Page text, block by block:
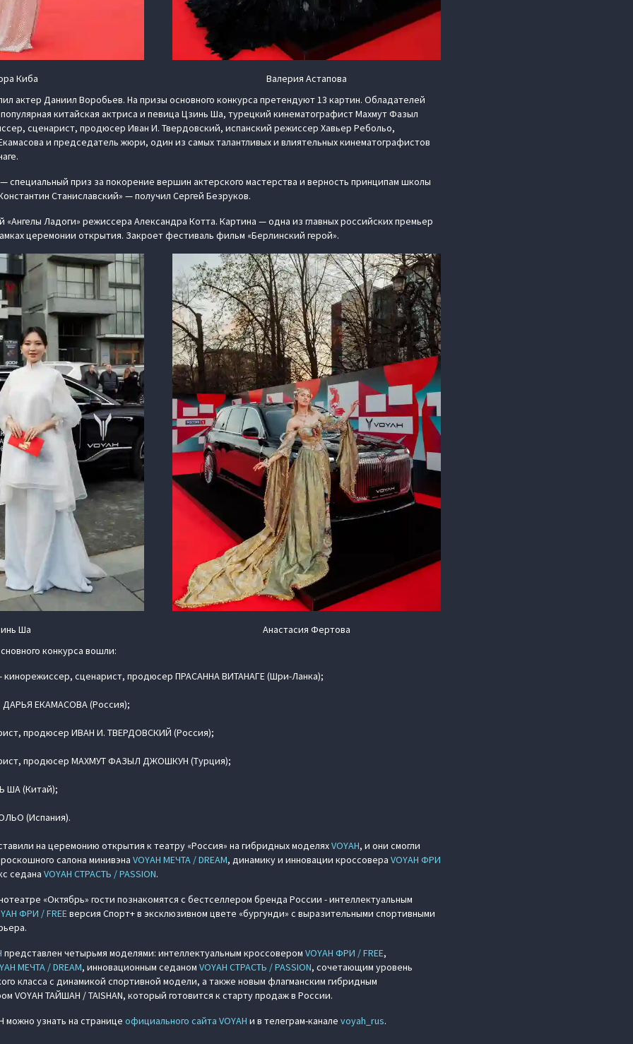
Киба
Валерия Астапова
актер Даниил Воробьев. На призы основного конкурса претендуют 13 картин. Обладателей
китайская актриса и певица Цзинь Ша, турецкий кинематографист Махмут Фазыл
сценарист, продюсер Иван И. Твердовский, испанский режиссер Хавьер Ребольо,
и председатель жюри, один из самых талантливых и влиятельных кинематографистов
специальный приз за покорение вершин актерского мастерства и верность принципам школы
Станиславский» — получил Сергей Безруков.
Ладоги» режиссера Александра Котта. Картина — одна из главных российских премьер
церемонии открытия. Закроет фестиваль фильм «Берлинский герой».
Ша
Анастасия Фертова
конкурса вошли:
сценарист, продюсер ПРАСАННА ВИТАНАГЕ (Шри-Ланка);
ДАРЬЯ ЕКАМАСОВА (Россия);
продюсер ИВАН И. ТВЕРДОВСКИЙ (Россия);
продюсер МАХМУТ ФАЗЫЛ ДЖОШКУН (Турция);
ША (Китай);
(Испания).
на церемонию открытия к театру «Россия» на гибридных моделяхVOYAH, и они смогли
салона минивэна VOYAH МЕЧТА / DREAM, динамику и инновации кроссовера VOYAH ФРИ
седана VOYAH СТРАСТЬ / PASSION.
«Октябрь» гости познакомятся с бестселлером бренда России - интеллектуальным
ФРИ / FREEверсия Спорт+ в эксклюзивном цвете «бургунди» с выразительными спортивными
представлен четырьмя моделями: интеллектуальным кроссовером VOYAH ФРИ / FREE,
МЕЧТА / DREAM, инновационным седаном VOYAH СТРАСТЬ / PASSION, сочетающим уровень
класса с динамикой спортивной модели, а также новым флагманским гибридным
VOYAH ТАЙШАН / TAISHAN, который готовится к старту продаж в России.
можно узнать на странице официального сайта VOYAH и в телеграм-канале voyah_rus.